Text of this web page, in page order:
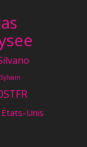
Sylvain
États-Unis